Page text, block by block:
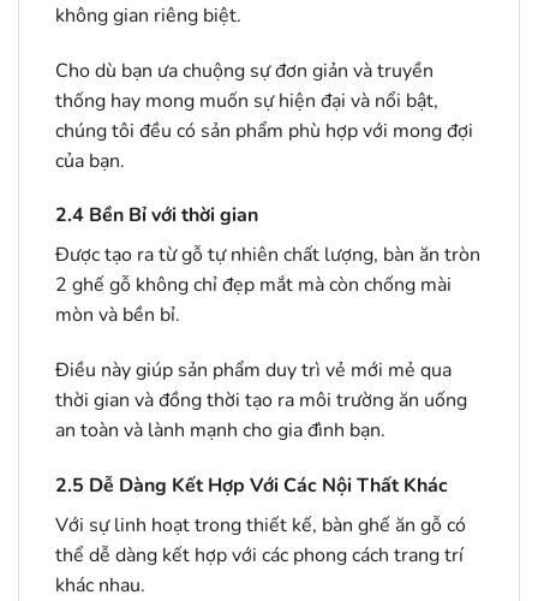
không gian riêng biệt.
Cho dù bạn ưa chuộng sự đơn giản và truyền
thống hay mong muốn sự hiện đại và nổi bật,
chúng tôi đều có sản phẩm phù hợp với mong đợi
của bạn.
2.4 Bền Bỉ với thời gian
Được tạo ra từ gỗ tự nhiên chất lượng, bàn ăn tròn
2 ghế gỗ không chỉ đẹp mắt mà còn chống mài
mòn và bền bỉ.
Điều này giúp sản phẩm duy trì vẻ mới mẻ qua
thời gian và đồng thời tạo ra môi trường ăn uống
an toàn và lành mạnh cho gia đình bạn.
2.5 Dễ Dàng Kết Hợp Với Các Nội Thất Khác
Với sự linh hoạt trong thiết kế, bàn ghế ăn gỗ có
thể dễ dàng kết hợp với các phong cách trang trí
khác nhau.